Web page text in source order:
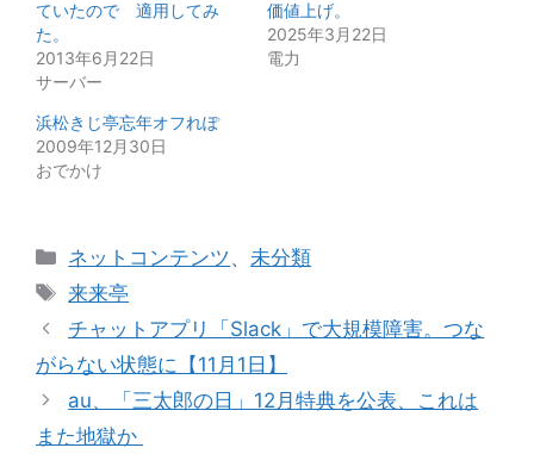
ていたので 適用してみ
た。
2013年6月22日
サーバー
価値上げ。
2025年3月22日
電力
浜松きじ亭忘年オフれぽ
2009年12月30日
おでかけ
カ
テ
リ
ー
ネットコンテンツ 、 未分類
タ
グ
来来亭
チャットアプリ「Slack」で大規模障害。つな
がらない状態に【11月1日】
au、「三太郎の日」12月特典を公表、これは
また地獄か